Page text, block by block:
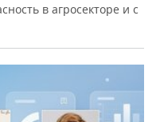
в агросекторе и с